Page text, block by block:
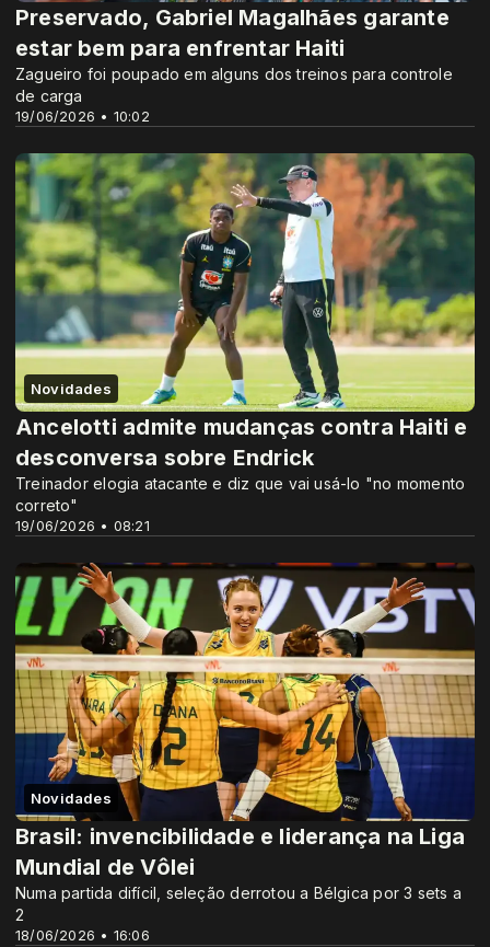
19/06/2026 • 10:02
Preservado, Gabriel Magalhães garante
estar bem para enfrentar Haiti
Zagueiro foi poupado em alguns dos treinos para controle
de carga
Novidades
19/06/2026 • 08:21
Ancelotti admite mudanças contra Haiti e
desconversa sobre Endrick
Treinador elogia atacante e diz que vai usá-lo "no momento
correto"
Novidades
18/06/2026 • 16:06
Brasil: invencibilidade e liderança na Liga
Mundial de Vôlei
Numa partida difícil, seleção derrotou a Bélgica por 3 sets a
2